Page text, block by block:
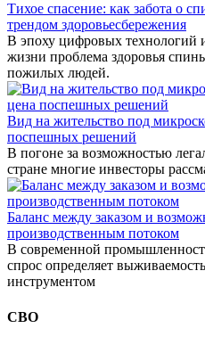
Тихое спасение: как забота о
трендом здоровьесбережения
В эпоху цифровых технологий
жизни проблема здоровья
пожилых людей.
Вид на жительство под
поспешных решений
В погоне за возможностью
стране многие инвесторы
Баланс между заказом и
производственным потоком
В современной
спрос определяет
инструментом
СВО